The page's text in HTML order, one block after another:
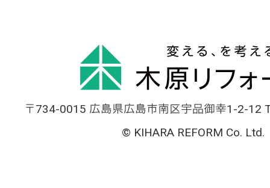
〒734-0015 広島県広島市南区宇品御幸1-2-12
© KIHARA REFORM Co. Ltd.